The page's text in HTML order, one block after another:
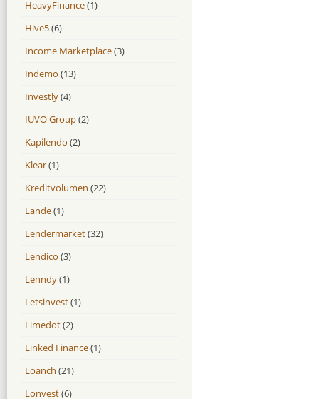
HeavyFinance(1)
Hive5(6)
Income Marketplace(3)
Indemo (13)
Investly(4)
IUVO Group(2)
Kapilendo (2)
Klear(1)
Kreditvolumen (22)
Lande(1)
Lendermarket(32)
Lendico (3)
Lenndy(1)
Letsinvest(1)
Limedot(2)
Linked Finance(1)
Loanch (21)
Lonvest(6)